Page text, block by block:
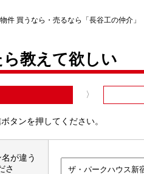
件 買うなら・売るなら「長谷工の仲介」
教えて欲しい
タンを押してください。
が違う
さ